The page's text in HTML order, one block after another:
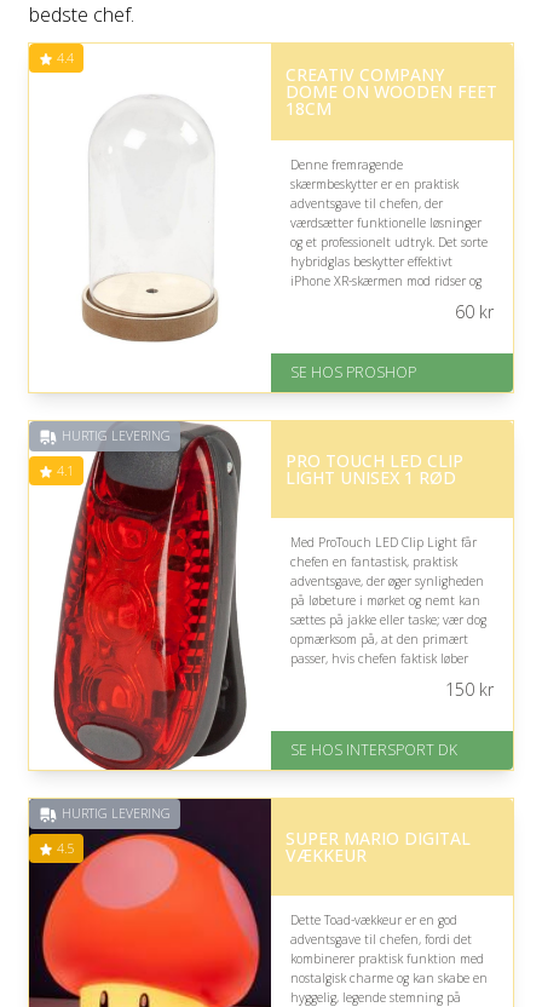
bedste chef.
4.4
CREATIV COMPANY
DOME ON WOODEN FEET
18CM
Denne fremragende
skærmbeskytter er en praktisk
adventsgave til chefen, der
værdsætter funktionelle løsninger
og et professionelt udtryk. Det sorte
hybridglas beskytter effektivt
iPhone XR-skærmen mod ridser og
for, at modtageren faktisk bruger
Fremragende Trustpilot rating
på 4.4 ud af 5
60kr
SE HOS PROSHOP
HURTIG LEVERING
4.1 PRO TOUCH LED CLIP
LIGHT UNISEX 1 RØD
Med ProTouch LED Clip Light får
chefen en fantastisk, praktisk
adventsgave, der øger synligheden
på løbeture i mørket og nemt kan
sættes på jakke eller taske; vær dog
opmærksom på, at den primært
passer, hvis chefen faktisk løber
inden for 1-3 hverdage
af 5
150kr
SE HOS INTERSPORT DK
HURTIG LEVERING
4.5 SUPER MARIO DIGITAL
VÆKKEUR
Dette Toad-vækkeur er en god
adventsgave til chefen, fordi det
kombinerer praktisk funktion med
nostalgisk charme og kan skabe en
hyggelig, legende stemning på